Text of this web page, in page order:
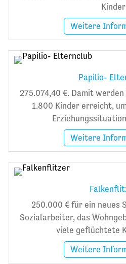
Kinder
Weitere
Papilio-
275.074,40 €. Damit
1.800 Kinder erreicht,
Weitere
250.000 € für ein neues
Sozialarbeiter, das
viele geflüchtete
Weitere